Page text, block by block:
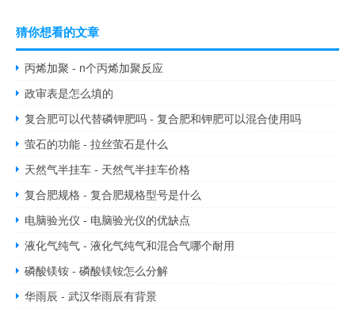
猜你想看的文章
丙烯加聚 - n个丙烯加聚反应
政审表是怎么填的
复合肥可以代替磷钾肥吗 - 复合肥和钾肥可以混合使用吗
萤石的功能 - 拉丝萤石是什么
天然气半挂车 - 天然气半挂车价格
复合肥规格 - 复合肥规格型号是什么
电脑验光仪 - 电脑验光仪的优缺点
液化气纯气 - 液化气纯气和混合气哪个耐用
磷酸镁铵 - 磷酸镁铵怎么分解
华雨辰 - 武汉华雨辰有背景